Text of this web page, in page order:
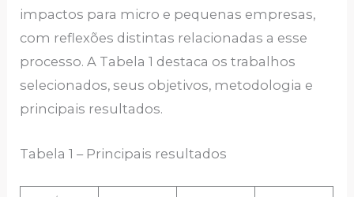
impactos para micro e pequenas empresas,
com reflexões distintas relacionadas a esse
processo. A Tabela 1 destaca os trabalhos
selecionados, seus objetivos, metodologia e
principais resultados.
Tabela 1 – Principais resultados